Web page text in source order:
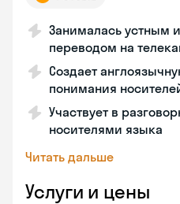
Занималась устным
переводом на
Создает
понимания
Участвует в
носителями языка
Читать дальше
Услуги и цены